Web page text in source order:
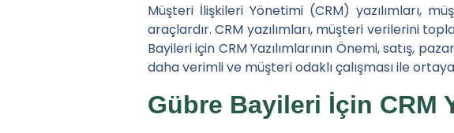
İpuçları:
5. İşbirliği ve Ekip Çalışması
CRM Yazılımı Seçerken Dikkat Edilmesi
Müşteri İlişkileri Yönetimi (CRM) yazılımları,
araçlardır. CRM yazılımları, müşteri verilerini
Bayileri için CRM Yazılımlarının Önemi, satış,
daha verimli ve müşteri odaklı çalışması ile
Gübre Bayileri İçin CRM